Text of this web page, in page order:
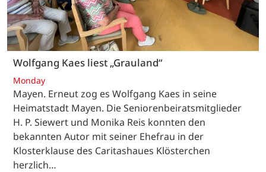
Wolfgang Kaes liest „Grauland“
Monday
Mayen. Erneut zog es Wolfgang Kaes in seine
Heimatstadt Mayen. Die Seniorenbeiratsmitglieder
H. P. Siewert und Monika Reis konnten den
bekannten Autor mit seiner Ehefrau in der
Klosterklause des Caritashaues Klösterchen
herzlich…